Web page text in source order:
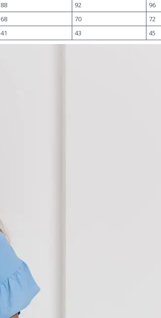
88 92
96
68 70
72
41 43 45